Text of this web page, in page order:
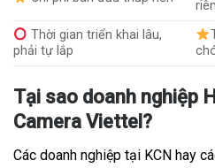
Thời gian triển khai lâu,
phải tự lắp
Tại sao doanh nghiệp
Camera Viettel?
Các doanh nghiệp tại KCN hay